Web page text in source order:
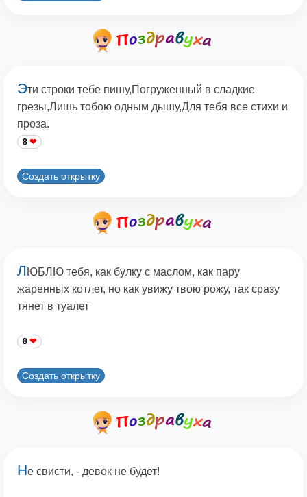
Эти строки тебе пишу,Погруженный в сладкие
грезы,Лишь тобою одным дышу,Для тебя все стихи и
проза.
8
Создать открытку
Л ЮБЛЮ тебя, как булку с маслом, как пару
жаренных котлет, но как увижу твою рожу, так сразу
тянет в туалет
8
Создать открытку
Не свисти, - девок не будет!